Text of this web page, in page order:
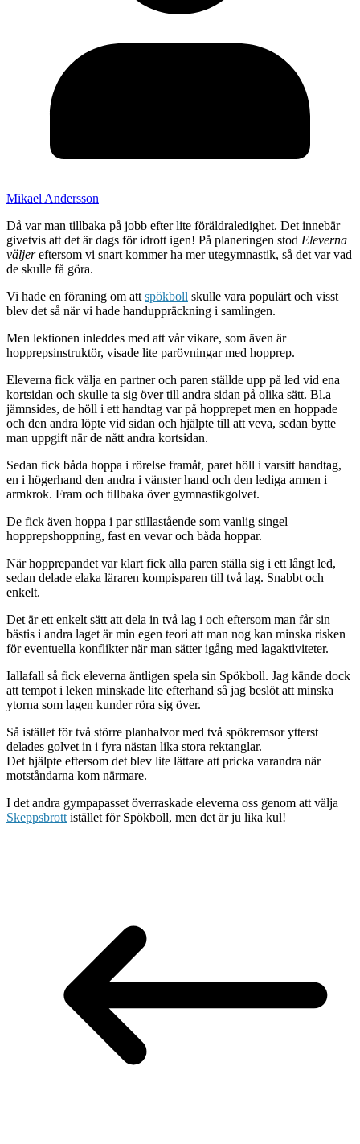
Mikael Andersson
Då var man tillbaka på jobb efter lite föräldraledighet. Det innebär
givetvis att det är dags för idrott igen! På planeringen stod Eleverna
väljereftersom vi snart kommer ha mer utegymnastik, så det var vad
de skulle få göra.
Vi hade en föraning om att spökboll skulle vara populärt och visst
blev det så när vi hade handuppräckning i samlingen.
Men lektionen inleddes med att vår vikare, som även är
hopprepsinstruktör, visade lite parövningar med hopprep.
Eleverna fick välja en partner och paren ställde upp på led vid ena
kortsidan och skulle ta sig över till andra sidan på olika sätt. Bl.a
jämnsides, de höll i ett handtag var på hopprepet men en hoppade
och den andra löpte vid sidan och hjälpte till att veva, sedan bytte
man uppgift när de nått andra kortsidan.
Sedan fick båda hoppa i rörelse framåt, paret höll i varsitt handtag,
en i högerhand den andra i vänster hand och den lediga armen i
armkrok. Fram och tillbaka över gymnastikgolvet.
De fick även hoppa i par stillastående som vanlig singel
hopprepshoppning, fast en vevar och båda hoppar.
När hopprepandet var klart fick alla paren ställa sig i ett långt led,
sedan delade elaka läraren kompisparen till två lag. Snabbt och
enkelt.
Det är ett enkelt sätt att dela in två lag i och eftersom man får sin
bästis i andra laget är min egen teori att man nog kan minska risken
för eventuella konflikter när man sätter igång med lagaktiviteter.
Iallafall så fick eleverna äntligen spela sin Spökboll. Jag kände dock
att tempot i leken minskade lite efterhand så jag beslöt att minska
ytorna som lagen kunder röra sig över.
Så istället för två större planhalvor med två spökremsor ytterst
delades golvet in i fyra nästan lika stora rektanglar.
Det hjälpte eftersom det blev lite lättare att pricka varandra när
motståndarna kom närmare.
I det andra gympapasset överraskade eleverna oss genom att välja
Skeppsbrott istället för Spökboll, men det är ju lika kul!